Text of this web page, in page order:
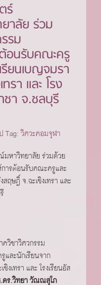
ร์
าลัย ร่วม
รม
อนรับคณะครู
รียนเบญจมรา
รา และ โรง
า จ.ชลบุรี
Tag:วิศวะคอมจุฬา
หาวิทยาลัย ร่วมด้วย
ารต้อนรับคณะครูและ
ฤษฎิ์ จ.ฉะเชิงเทรา และ
วิชาวิศวกรรม
และนักเรียนจาก
งเทรา และ โรงเรียนอัส
ดร.วิทยา วัณณสุโภ